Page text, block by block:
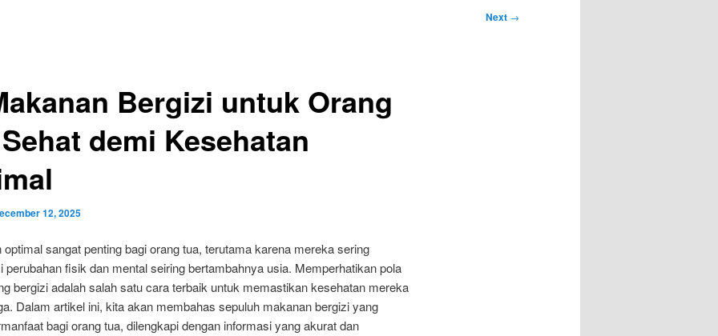
Next →
Bergizi untuk Orang
demi Kesehatan
12, 2025
optimal sangat penting bagi orang tua, terutama karena mereka sering
perubahan fisik dan mental seiring bertambahnya usia. Memperhatikan pola
bergizi adalah salah satu cara terbaik untuk memastikan kesehatan mereka
Dalam artikel ini, kita akan membahas sepuluh makanan bergizi yang
bagi orang tua, dilengkapi dengan informasi yang akurat dan